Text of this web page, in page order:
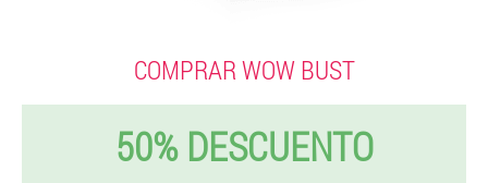
COMPRAR WOW BUST
50% DESCUENTO